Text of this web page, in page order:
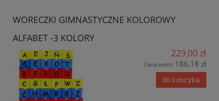
WORECZKI GIMNASTYCZNE KOLOROWY
ALFABET -3 KOLORY
229,00 zł
Cena netto: 186,18 zł
do koszyka